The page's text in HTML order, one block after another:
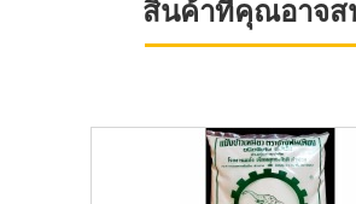
สินค้าที่คุณอาจส